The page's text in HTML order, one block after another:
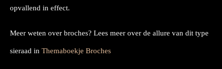
opvallend in effect.
Meer weten over broches? Lees meer over de allure van dit type
sieraad in Themaboekje Broches